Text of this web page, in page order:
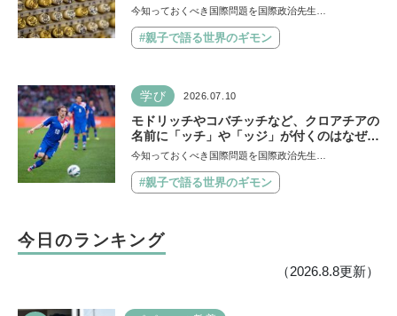
今知っておくべき国際問題を国際政治先生…
#親子で語る世界のギモン
学び 2026.07.10
モドリッチやコバチッチなど、クロアチアの
名前に「ッチ」や「ッジ」が付くのはなぜ？
【親子で語る国際問題】
今知っておくべき国際問題を国際政治先生…
#親子で語る世界のギモン
今日のランキング
（2026.8.8更新）